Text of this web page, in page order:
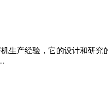
生产经验，它的设计和研